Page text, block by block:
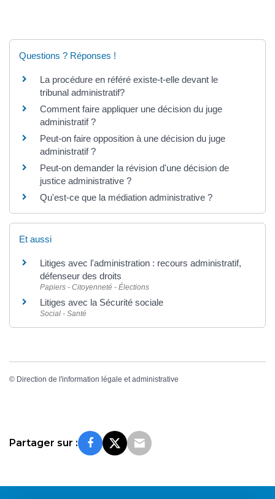
Questions ? Réponses !
La procédure en référé existe-t-elle devant le
tribunal administratif?
Comment faire appliquer une décision du juge
administratif ?
Peut-on faire opposition à une décision du juge
administratif ?
Peut-on demander la révision d'une décision de
justice administrative ?
Qu'est-ce que la médiation administrative ?
Et aussi
Litiges avec l'administration : recours administratif,
défenseur des droits
Papiers - Citoyenneté - Élections
Litiges avec la Sécurité sociale
Social - Santé
© Direction de l'information légale et administrative
Partager sur :